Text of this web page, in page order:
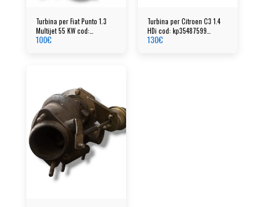
Turbina per Fiat Punto 1.3
Multijet 55 KW cod:
55237520 - 7991712
100€
Turbina per Citroen C3 1.4
HDi cod: kp35487599
54351014861
130€